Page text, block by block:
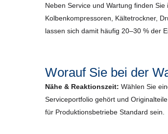
Neben Service und Wartung finden Sie
Kolbenkompressoren, Kältetrockner,
lassen sich damit häufig 20–30 % der
Worauf Sie bei der
Nähe & Reaktionszeit: Wählen Sie
Serviceportfolio gehört und
für Produktionsbetriebe Standard sein.